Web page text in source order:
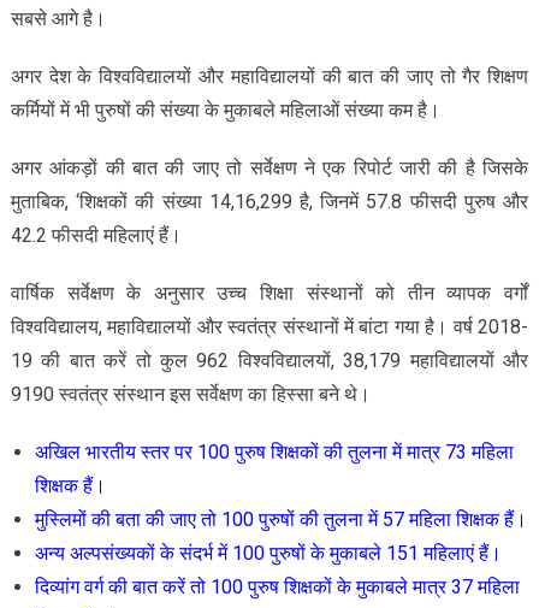
सबसे आगे है।
अगर देश के विश्वविद्यालयों और महाविद्यालयों की बात की जाए तो गैर शिक्षण
कर्मियों में भी पुरुषों की संख्या के मुकाबले महिलाओं संख्या कम है।
अगर आंकड़ों की बात की जाए तो सर्वेक्षण ने एक रिपोर्ट जारी की है जिसके
मुताबिक, ‘शिक्षकों की संख्या 14,16,299 है, जिनमें 57.8 फीसदी पुरुष और
42.2 फीसदी महिलाएं हैं।
वार्षिक सर्वेक्षण के अनुसार उच्च शिक्षा संस्थानों को तीन व्यापक वर्गों
विश्वविद्यालय, महाविद्यालयों और स्वतंत्र संस्थानों में बांटा गया है। वर्ष 2018-
19 की बात करें तो कुल 962 विश्वविद्यालयों, 38,179 महाविद्यालयों और
9190 स्वतंत्र संस्थान इस सर्वेक्षण का हिस्सा बने थे।
अखिल भारतीय स्तर पर 100 पुरुष शिक्षकों की तुलना में मात्र 73 महिला
शिक्षक हैं।
मुस्लिमों की बता की जाए तो 100 पुरुषों की तुलना में 57 महिला शिक्षक हैं।
अन्य अल्पसंख्यकों के संदर्भ में 100 पुरुषों के मुकाबले 151 महिलाएं हैं।
दिव्यांग वर्ग की बात करें तो 100 पुरुष शिक्षकों के मुकाबले मात्र 37 महिला